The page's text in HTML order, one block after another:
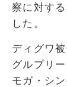
察に対す
した。
ディグワ
グルプリ
モガ・シ